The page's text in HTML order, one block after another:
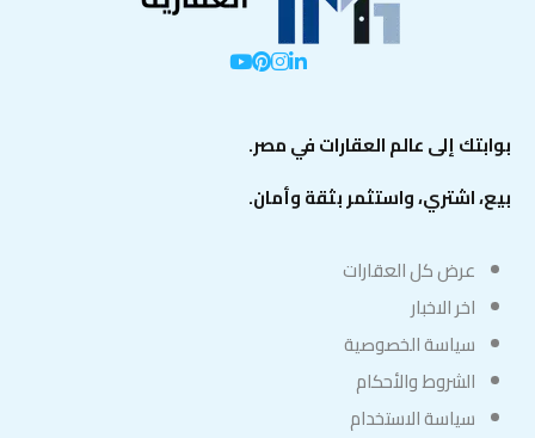
بوابتك إلى عالم العقارات في مصر.
بيع، اشتري، واستثمر بثقة وأمان.
عرض كل العقارات
اخر الاخبار
سياسة الخصوصية
الشروط والأحكام
سياسة الاستخدام